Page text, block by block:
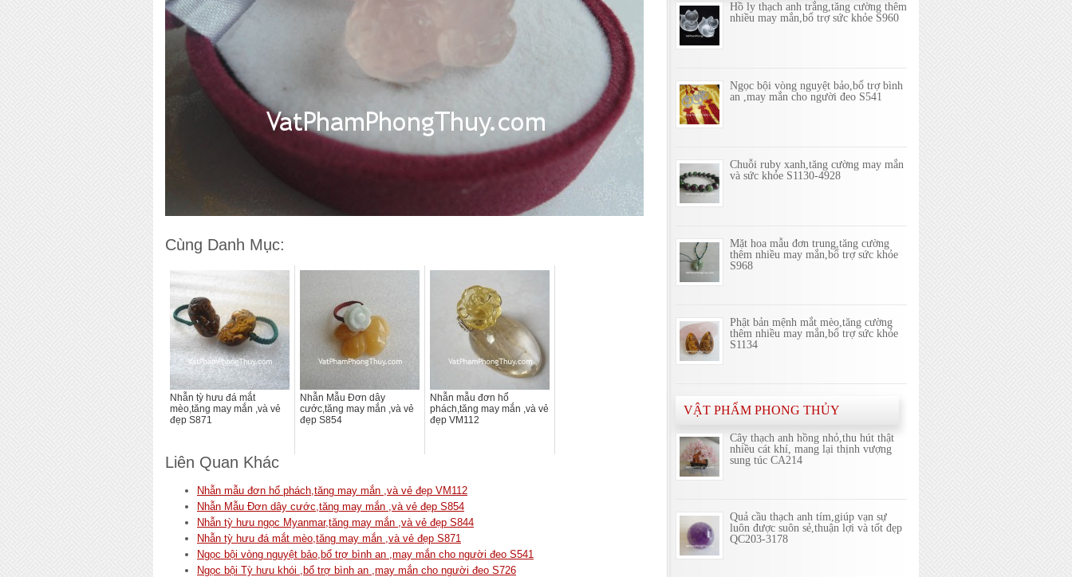
Cùng Danh Mục:
Nhẫn tỳ hưu đá mắt
mèo,tăng may mắn ,và vẻ
đẹp S871
Nhẫn Mẫu Đơn dây
cước,tăng may mắn ,và vẻ
đẹp S854
Nhẫn mẫu đơn hổ
phách,tăng may mắn ,và vẻ
đẹp VM112
Liên Quan Khác
Nhẫn mẫu đơn hổ phách,tăng may mắn ,và vẻ đẹp VM112
Nhẫn Mẫu Đơn dây cước,tăng may mắn ,và vẻ đẹp S854
Nhẫn tỳ hưu ngọc Myanmar,tăng may mắn ,và vẻ đẹp S844
Nhẫn tỳ hưu đá mắt mèo,tăng may mắn ,và vẻ đẹp S871
Ngọc bội vòng nguyệt bảo,bổ trợ bình an ,may mắn cho người đeo S541
Ngọc bội Tỳ hưu khói ,bổ trợ bình an ,may mắn cho người đeo S726
Hồ ly thạch anh trắng,tăng cường thêm
nhiều may mắn,bổ trợ sức khỏe S960
Ngọc bội vòng nguyệt bảo,bổ trợ bình
an ,may mắn cho người đeo S541
Chuỗi ruby xanh,tăng cường may mắn
và sức khỏe S1130-4928
Mặt hoa mẫu đơn trung,tăng cường
thêm nhiều may mắn,bổ trợ sức khỏe
S968
Phật bản mệnh mắt mèo,tăng cường
thêm nhiều may mắn,bổ trợ sức khỏe
S1134
VẬT PHẨM PHONG THỦY
Cây thạch anh hồng nhỏ,thu hút thật
nhiều cát khí, mang lại thịnh vượng
sung túc CA214
Quả cầu thạch anh tím,giúp vạn sự
luôn được suôn sẻ,thuận lợi và tốt đẹp
QC203-3178